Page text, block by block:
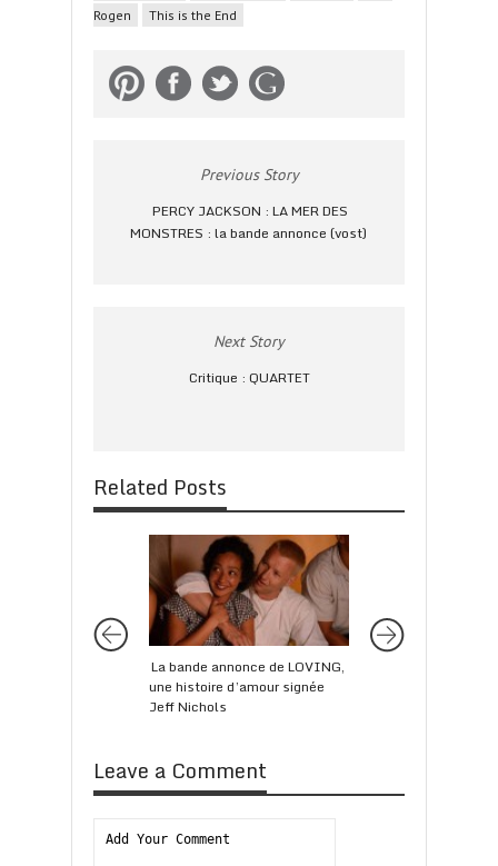
Rogen
This is the End
Previous Story
PERCY JACKSON : LA MER DES
MONSTRES : la bande annonce (vost)
Next Story
Critique : QUARTET
Related Posts
La bande annonce de LOVING,
une histoire d’amour signée
Jeff Nichols
Leave a Comment